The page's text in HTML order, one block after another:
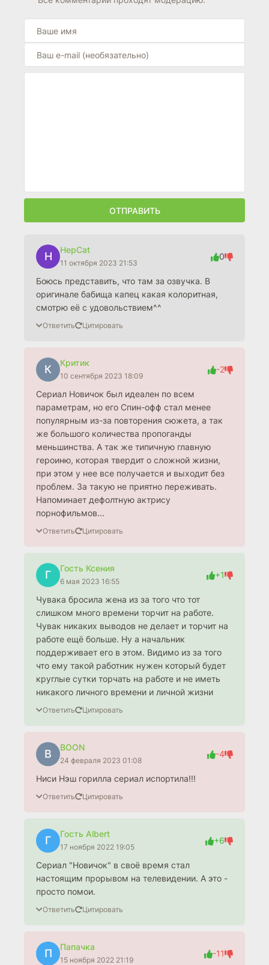
ОТПРАВИТЬ
H
HepCat
11 октября 2023 21:53
0
Боюсь представить, что там за озвучка. В
оригинале бабища капец какая колоритная,
смотрю её с удовольствием^^
Ответить Цитировать
К
Критик
10 сентября 2023 18:09
-2
Сериал Новичок был идеален по всем
параметрам, но его Спин-офф стал менее
популярным из-за повторения сюжета, а так
же большого количества пропоганды
меньшинства. А так же типичную главную
героиню, которая твердит о сложной жизни,
при этом у нее все получается и выходит без
проблем. За такую не приятно переживать.
Напоминает дефолтную актрису
порнофильмов...
Ответить Цитировать
Г
Гость Ксения
6 мая 2023 16:55
+1
Чувака бросила жена из за того что тот
слишком много времени торчит на работе.
Чувак никаких выводов не делает и торчит на
работе ещё больше. Ну а начальник
поддерживает его в этом. Видимо из за того
что ему такой работник нужен который будет
круглые сутки торчать на работе и не иметь
никакого личного времени и личной жизни
Ответить Цитировать
B
BOON
24 февраля 2023 01:08
-4
Ниси Нэш горилла сериал испортила!!!
Ответить Цитировать
Г
Гость Albert
17 ноября 2022 19:05
+6
Сериал "Новичок" в своё время стал
настоящим прорывом на телевидении. А это -
просто помои.
Ответить Цитировать
П
Папачка
15 ноября 2022 21:19
-11